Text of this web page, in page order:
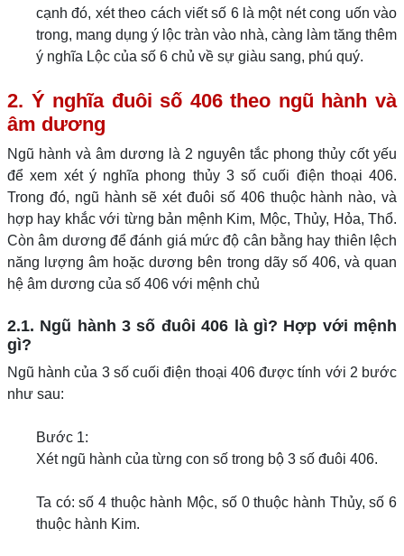
cạnh đó, xét theo cách viết số 6 là một nét cong uốn vào
trong, mang dụng ý lộc tràn vào nhà, càng làm tăng thêm
ý nghĩa Lộc của số 6 chủ về sự giàu sang, phú quý.
2. Ý nghĩa đuôi số 406 theo ngũ hành và
âm dương
Ngũ hành và âm dương là 2 nguyên tắc phong thủy cốt yếu
để xem xét ý nghĩa phong thủy 3 số cuối điện thoại 406.
Trong đó, ngũ hành sẽ xét đuôi số 406 thuộc hành nào, và
hợp hay khắc với từng bản mệnh Kim, Mộc, Thủy, Hỏa, Thổ.
Còn âm dương để đánh giá mức độ cân bằng hay thiên lệch
năng lượng âm hoặc dương bên trong dãy số 406, và quan
hệ âm dương của số 406 với mệnh chủ
2.1. Ngũ hành 3 số đuôi 406 là gì? Hợp với mệnh
gì?
Ngũ hành của 3 số cuối điện thoại 406 được tính với 2 bước
như sau:
Bước 1:
Xét ngũ hành của từng con số trong bộ 3 số đuôi 406.
Ta có: số 4 thuộc hành Mộc, số 0 thuộc hành Thủy, số 6
thuộc hành Kim.